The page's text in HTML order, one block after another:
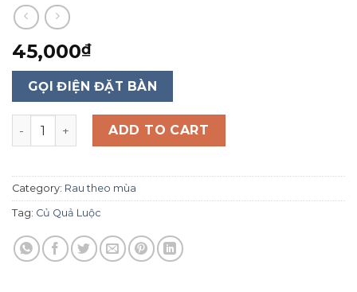
45,000₫
GỌI ĐIỆN ĐẶT BÀN
Củ Quả Luộc quantityADD TO CART
Category: Rau theo mùa
Tag: Củ Quả Luộc